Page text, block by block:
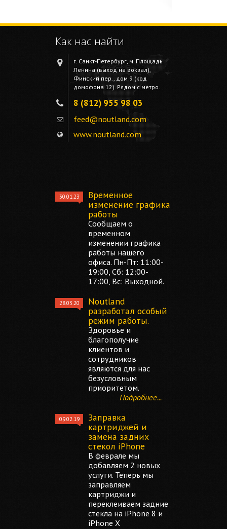
Как нас найти
г. Санкт-Петербург, м. Площадь
Ленина (выход на вокзал),
Финский пер., дом 9 (код
домофона 12). Рядом с метро.
8 (812) 955 98 03
feed@noutland.com
www.noutland.com
30.01.23
Временное
изменение графика
работы
Сообщаем о
временном
изменении графика
работы нашего
офиса. Пн-Пт: 11:00-
19:00, Сб: 12:00-
17:00, Вс: Выходной.
28.03.20
Noutland
разработал особый
режим работы.
Здоровье и
благополучие
клиентов и
сотрудников
являются для нас
безусловным
приоритетом.
Подробнее...
09.02.19
Заправка
картриджей и
замена задних
стекол iPhone
В феврале мы
добавляем 2 новых
услуги. Теперь мы
заправляем
картриджи и
переклеиваем задние
стекла на iPhone 8 и
iPhone X